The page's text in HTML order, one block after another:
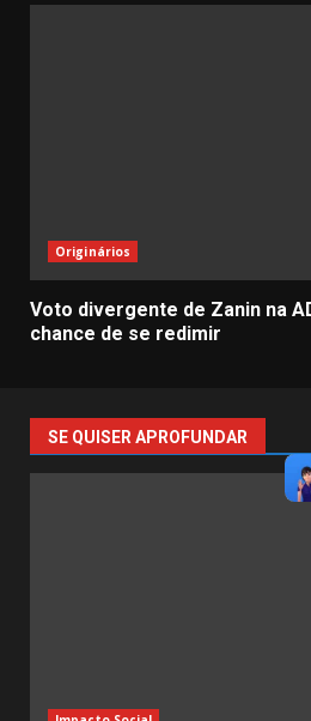
Originários
Voto divergente de Zanin na
chance de se redimir
SE QUISER APROFUNDAR